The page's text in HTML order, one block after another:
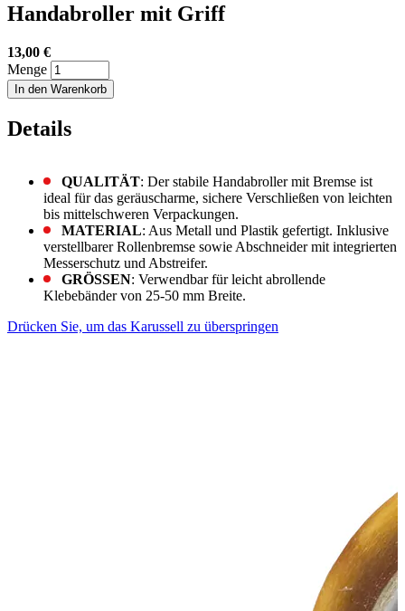
Handabroller mit Griff
13,00 €
Menge
In den Warenkorb
Details
QUALITÄT: Der stabile Handabroller mit Bremse ist
ideal für das geräuscharme, sichere Verschließen von leichten
bis mittelschweren Verpackungen.
MATERIAL: Aus Metall und Plastik gefertigt. Inklusive
verstellbarer Rollenbremse sowie Abschneider mit integrierten
Messerschutz und Abstreifer.
GRÖSSEN: Verwendbar für leicht abrollende
Klebebänder von 25-50 mm Breite.
Drücken Sie, um das Karussell zu überspringen